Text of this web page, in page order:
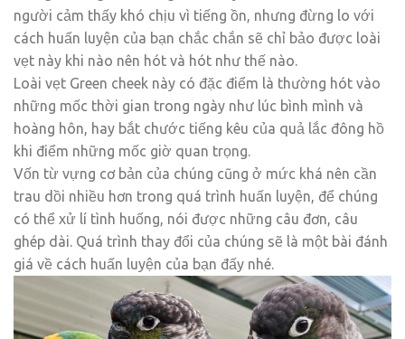
người cảm thấy khó chịu vì tiếng ồn, nhưng đừng lo với
cách huấn luyện của bạn chắc chắn sẽ chỉ bảo được loài
vẹt này khi nào nên hót và hót như thế nào.
Loài vẹt Green cheek này có đặc điểm là thường hót vào
những mốc thời gian trong ngày như lúc bình mình và
hoàng hôn, hay bắt chước tiếng kêu của quả lắc đông hồ
khi điểm những mốc giờ quan trọng.
Vốn từ vựng cơ bản của chúng cũng ở mức khá nên cần
trau dồi nhiều hơn trong quá trình huấn luyện, để chúng
có thể xử lí tình huống, nói được những câu đơn, câu
ghép dài. Quá trình thay đổi của chúng sẽ là một bài đánh
giá về cách huấn luyện của bạn đấy nhé.